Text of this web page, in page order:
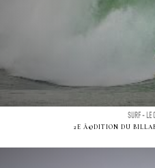
SURF - LE
2E Ã©DITION DU